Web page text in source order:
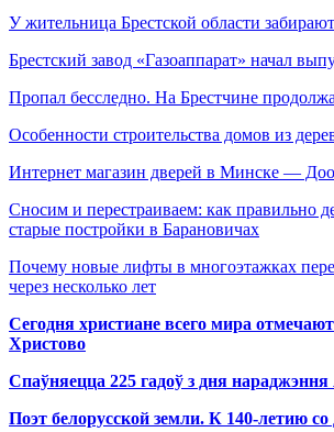
У жительница Брестской области
Брестский завод «Газоаппарат» начал
Пропал бесследно. На Брестчине
Особенности строительства домов из
Интернет магазин дверей в Минске —
Сносим и перестраиваем: как правильно
старые постройки в Барановичах
Почему новые лифты в многоэтажках
через несколько лет
Сегодня христиане всего мира
Христово
Спаўняецца 225 гадоў з дня
Поэт белорусской земли. К 140-летию